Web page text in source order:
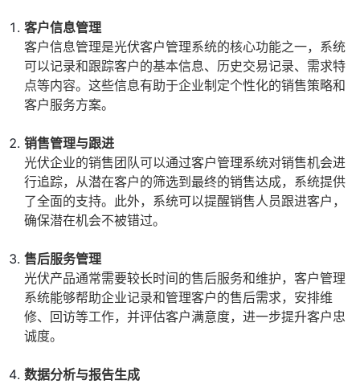
客户信息管理
客户信息管理是光伏客户管理系统的核心功能之一，系统
可以记录和跟踪客户的基本信息、历史交易记录、需求特
点等内容。这些信息有助于企业制定个性化的销售策略和
客户服务方案。
销售管理与跟进
光伏企业的销售团队可以通过客户管理系统对销售机会进
行追踪，从潜在客户的筛选到最终的销售达成，系统提供
了全面的支持。此外，系统可以提醒销售人员跟进客户，
确保潜在机会不被错过。
售后服务管理
光伏产品通常需要较长时间的售后服务和维护，客户管理
系统能够帮助企业记录和管理客户的售后需求，安排维
修、回访等工作，并评估客户满意度，进一步提升客户忠
诚度。
数据分析与报告生成